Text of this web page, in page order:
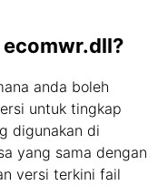
anda boleh
untuk tingkap
digunakan di
yang sama dengan
versi terkini fail